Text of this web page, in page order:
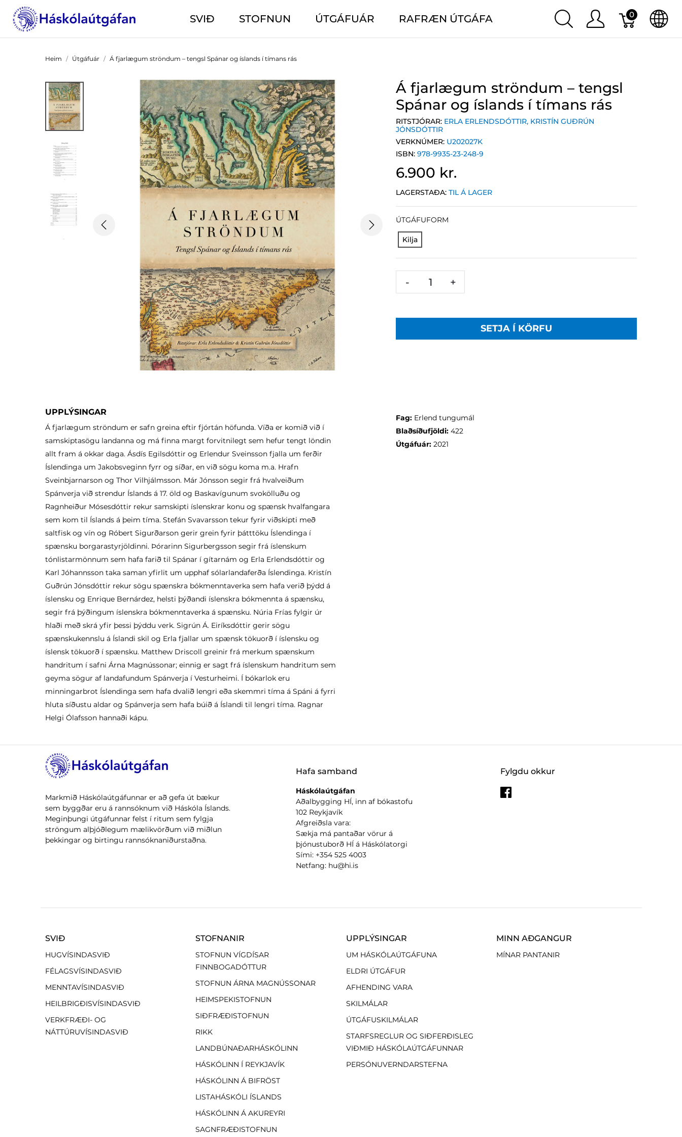
SVIÐ STOFNUN ÚTGÁFUÁR RAFRÆN ÚTGÁFA 0
Heim Útgáfuár Á fjarlægum ströndum – tengsl Spánar og íslands í tímans rás
Previous Next
Á fjarlægum ströndum – tengsl
Spánar og íslands í tímans rás
RITSTJÓRAR: ERLA ERLENDSDÓTTIR, KRISTÍN GUÐRÚN
JÓNSDÓTTIR
VERKNÚMER: U202027K
ISBN:978-9935-23-248-9
6.900 kr.
LAGERSTAÐA:TIL Á LAGER
ÚTGÁFUFORM
Kilja
- +
SETJA Í KÖRFU
UPPLÝSINGAR
Á fjarlægum ströndum er safn greina eftir fjórtán höfunda. Víða er komið við í
samskiptasögu landanna og má finna margt forvitnilegt sem hefur tengt löndin
allt fram á okkar daga. Ásdís Egilsdóttir og Erlendur Sveinsson fjalla um ferðir
Íslendinga um Jakobsveginn fyrr og síðar, en við sögu koma m.a. Hrafn
Sveinbjarnarson og Thor Vilhjálmsson. Már Jónsson segir frá hvalveiðum
Spánverja við strendur Íslands á 17. öld og Baskavígunum svokölluðu og
Ragnheiður Mósesdóttir rekur samskipti íslenskrar konu og spænsk hvalfangara
sem kom til Íslands á þeim tíma. Stefán Svavarsson tekur fyrir viðskipti með
saltfisk og vín og Róbert Sigurðarson gerir grein fyrir þátttöku Íslendinga í
spænsku borgarastyrjöldinni. Þórarinn Sigurbergsson segir frá íslenskum
tónlistarmönnum sem hafa farið til Spánar í gítarnám og Erla Erlendsdóttir og
Karl Jóhannsson taka saman yfirlit um upphaf sólarlandaferða Íslendinga. Kristín
Guðrún Jónsdóttir rekur sögu spænskra bókmenntaverka sem hafa verið þýdd á
íslensku og Enrique Bernárdez, helsti þýðandi íslenskra bókmennta á spænsku,
segir frá þýðingum íslenskra bókmenntaverka á spænsku. Núria Frías fylgir úr
hlaði með skrá yfir þessi þýddu verk. Sigrún Á. Eiríksdóttir gerir sögu
spænskukennslu á Íslandi skil og Erla fjallar um spænsk tökuorð í íslensku og
íslensk tökuorð í spænsku. Matthew Driscoll greinir frá merkum spænskum
handritum í safni Árna Magnússonar; einnig er sagt frá íslenskum handritum sem
geyma sögur af landafundum Spánverja í Vesturheimi. Í bókarlok eru
minningarbrot Íslendinga sem hafa dvalið lengri eða skemmri tíma á Spáni á fyrri
hluta síðustu aldar og Spánverja sem hafa búið á Íslandi til lengri tíma. Ragnar
Helgi Ólafsson hannaði kápu.
Fag: Erlend tungumál
Blaðsíðufjöldi: 422
Útgáfuár: 2021
Markmið Háskólaútgáfunnar er að gefa út bækur
sem byggðar eru á rannsóknum við Háskóla Íslands.
Meginþungi útgáfunnar felst í ritum sem fylgja
ströngum alþjóðlegum mælikvörðum við miðlun
þekkingar og birtingu rannsóknaniðurstaðna.
Fylgdu okkur
Hafa samband
Háskólaútgáfan
Aðalbygging HÍ, inn af bókastofu
102 Reykjavík
Afgreiðsla vara:
Sækja má pantaðar vörur á
þjónustuborð HÍ á Háskólatorgi
Sími: +354 525 4003
Netfang: hu@hi.is
SVIÐ
HUGVÍSINDASVIÐ
FÉLAGSVÍSINDASVIÐ
MENNTAVÍSINDASVIÐ
HEILBRIGÐISVÍSINDASVIÐ
VERKFRÆÐI- OG
NÁTTÚRUVÍSINDASVIÐ
STOFNANIR
STOFNUN VÍGDÍSAR
FINNBOGADÓTTUR
STOFNUN ÁRNA MAGNÚSSONAR
HEIMSPEKISTOFNUN
SIÐFRÆÐISTOFNUN
RIKK
LANDBÚNAÐARHÁSKÓLINN
HÁSKÓLINN Í REYKJAVÍK
HÁSKÓLINN Á BIFRÖST
LISTAHÁSKÓLI ÍSLANDS
HÁSKÓLINN Á AKUREYRI
SAGNFRÆÐISTOFNUN
UPPLÝSINGAR
UM HÁSKÓLAÚTGÁFUNA
ELDRI ÚTGÁFUR
AFHENDING VARA
SKILMÁLAR
ÚTGÁFUSKILMÁLAR
STARFSREGLUR OG SIÐFERÐISLEG
VIÐMIÐ HÁSKÓLAÚTGÁFUNNAR
PERSÓNUVERNDARSTEFNA
MINN AÐGANGUR
MÍNAR PANTANIR